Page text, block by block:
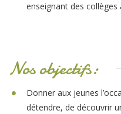
enseignant des
Nos objectifs:
Donner aux jeunes
détendre, de découvrir